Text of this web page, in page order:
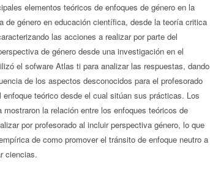
elementos teóricos de enfoques de género en la
de género en educación científica, desde la teoría critica
las acciones a realizar por parte del
de género desde una investigación en el
el sofware Atlas ti para analizar las respuestas, dando
de los aspectos desconocidos para el profesorado
enfoque teórico desde el cual sitúan sus prácticas. Los
mostraron la relación entre los enfoques teóricos de
por profesorado al incluir perspectiva género, lo que
de como promover el tránsito de enfoque neutro a
ciencias.